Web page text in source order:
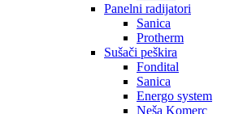
Panelni radijatori
Sanica
Protherm
Sušači peškira
Fondital
Sanica
Energo system
Neša Komerc